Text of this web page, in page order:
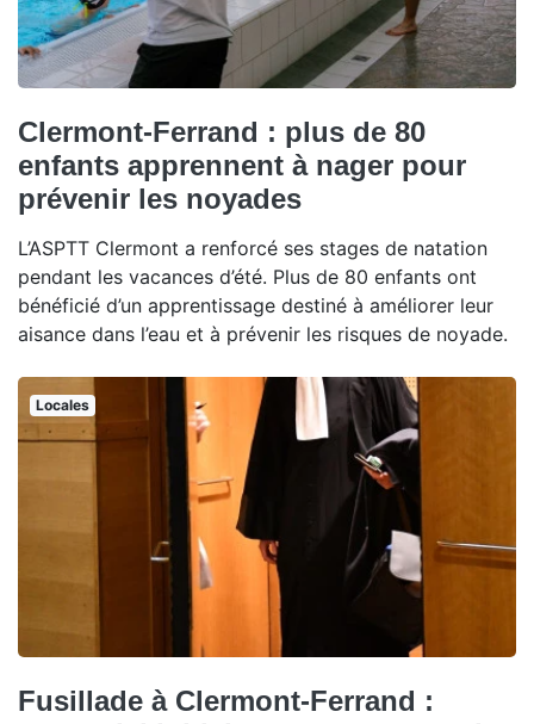
Clermont-Ferrand : plus de 80
enfants apprennent à nager pour
prévenir les noyades
L’ASPTT Clermont a renforcé ses stages de natation
pendant les vacances d’été. Plus de 80 enfants ont
bénéficié d’un apprentissage destiné à améliorer leur
aisance dans l’eau et à prévenir les risques de noyade.
Locales
Fusillade à Clermont-Ferrand :